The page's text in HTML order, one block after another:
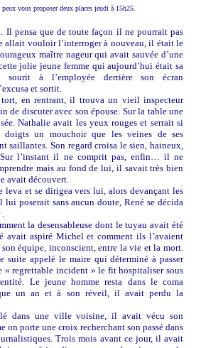
vous proposer deux places jeudi à 15h25.
Il pensa que de toute façon il ne pourrait pas
allait vouloir l’interroger à nouveau, il était le
maître nageur qui avait sauvée d’une
jolie jeune femme qui aujourd’hui était sa
sourit à l’employée derrière son écran
et sortit.
en rentrant, il trouva un vieil inspecteur
de discuter avec son épouse. Sur la table une
Nathalie avait les yeux rouges et serrait si
doigts un mouchoir que les veines de ses
saillantes. Son regard croisa le sien, haineux,
l’instant il ne comprit pas, enfin… il ne
mais au fond de lui, il savait très bien
avait découvert.
leva et se dirigea vers lui, alors devançant les
lui poserait sans aucun doute, René se décida
.
la desensableuse dont le tuyau avait été
avait aspiré Michel et comment ils l’avaient
équipe, inconscient, entre la vie et la mort.
suite appelé le maire qui déterminé à passer
« regrettable incident » le fit hospitaliser sous
Le jeune homme resta dans le coma
un an et à son réveil, il avait perdu la
dans une ville voisine, il avait vécu son
on porte une croix recherchant son passé dans
Trois mois avant ce jour, il avait